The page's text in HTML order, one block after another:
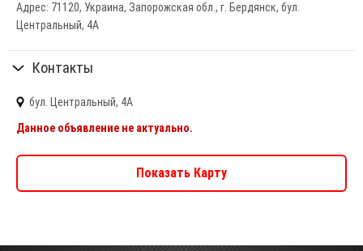
Адрес: 71120, Украина, Запорожская обл., г. Бердянск, бул.
Центральный, 4А
Контакты
бул. Центральный, 4А
Данное объявление не актуально.
Показать Карту